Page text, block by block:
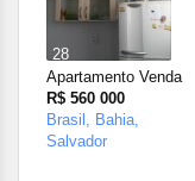
28
Apartamento Venda
R$ 560 000
Brasil, Bahia,
Salvador